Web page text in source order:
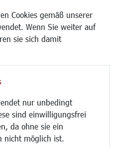
Cookies gemäß unserer
Wenn Sie weiter auf
sie sich damit
nur unbedingt
sind einwilligungsfrei
da ohne sie ein
nicht möglich ist.